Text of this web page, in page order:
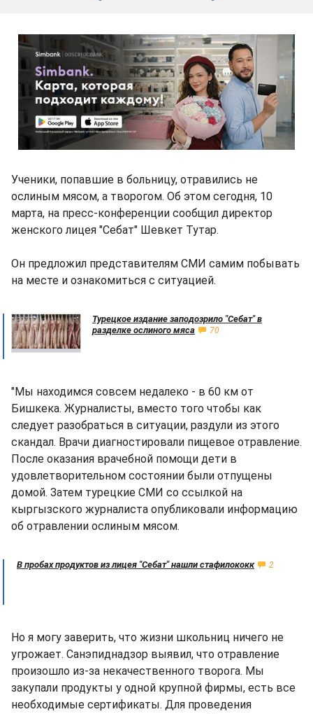
Ученики, попавшие в больницу, отравились не
ослиным мясом, а творогом. Об этом сегодня, 10
марта, на пресс-конференции сообщил директор
женского лицея "Себат" Шевкет Тутар.
Он предложил представителям СМИ самим побывать
на месте и ознакомиться с ситуацией.
Турецкое издание заподозрило "Себат" в
разделке ослиного мяса
70
"Мы находимся совсем недалеко - в 60 км от
Бишкека. Журналисты, вместо того чтобы как
следует разобраться в ситуации, раздули из этого
скандал. Врачи диагностировали пищевое отравление.
После оказания врачебной помощи дети в
удовлетворительном состоянии были отпущены
домой. Затем турецкие СМИ со ссылкой на
кыргызского журналиста опубликовали информацию
об отравлении ослиным мясом.
В пробах продуктов из лицея "Себат" нашли стафилококк 2
Но я могу заверить, что жизни школьниц ничего не
угрожает. Санэпиднадзор выявил, что отравление
произошло из-за некачественного творога. Мы
закупали продукты у одной крупной фирмы, есть все
необходимые сертификаты. Для проведения